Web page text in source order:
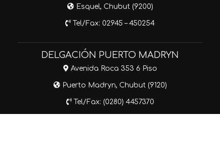
Esquel, Chubut (9200)
Tel/Fax: 02945 – 450254
DELGACIÓN PUERTO MADRYN
Avenida Roca 353 6 Piso
Puerto Madryn, Chubut (9120)
Tel/Fax: (0280) 4457370